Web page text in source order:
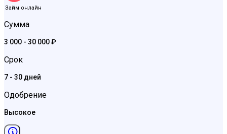
Займ онлайн
Сумма
3 000 - 30 000 ₽
Срок
7 - 30 дней
Одобрение
Высокое